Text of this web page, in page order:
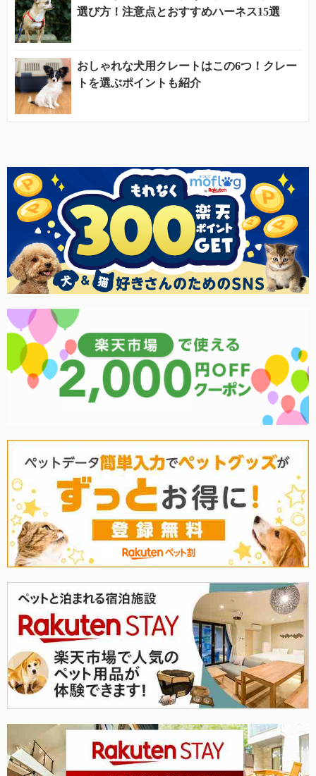
選び方！注意点とおすすめハーネス15選
おしゃれな犬用クレートはこの6つ！クレー
トを選ぶポイントも紹介